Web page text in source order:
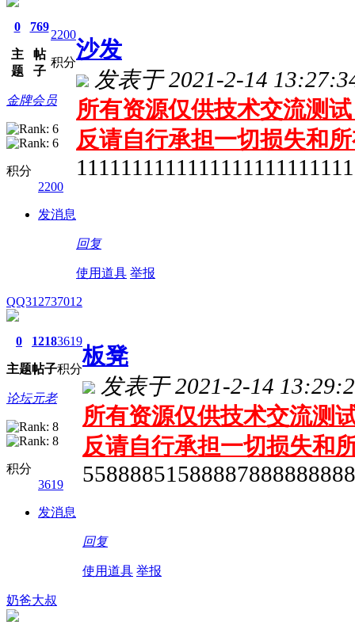
0
主
题
769
帖
子
2200
积分
金牌会员
积分
2200
发消息
沙发
发表于 2021-2-14
所有资源仅供技术交流测
反请自行承担一切损失和
回复
使用道具 举报
QQ312737012
0
主题
1218
帖子
3619
积分
论坛元老
积分
3619
发消息
板凳
发表于 2021-2-14
所有资源仅供技术交流测
反请自行承担一切损失和
回复
使用道具 举报
奶爸大叔